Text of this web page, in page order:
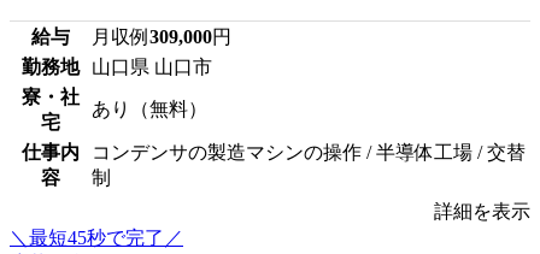
給与 月収例 309,000円
勤務地
山口県 山口市
寮・社
宅
あり（無料）
仕事内
容
コンデンサの製造マシンの操作 / 半導体工場 / 交替
制
詳細を表示
＼最短45秒で完了／